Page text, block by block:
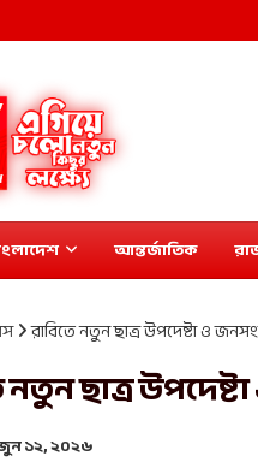
আন্তর্জাতিক
রাবিতে নতুন ছাত্র উপদেষ্টা ও
নতুন ছাত্র
১২, ২০২৬